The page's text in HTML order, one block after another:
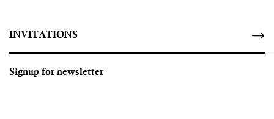
INVITATIONS
Signup for newsletter